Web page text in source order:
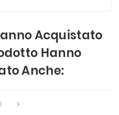
Acquistato
Hanno
Anche:
